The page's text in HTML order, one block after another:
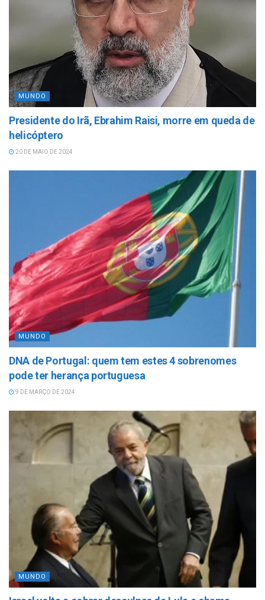
MUNDO
Presidente do Irã, Ebrahim Raisi, morre em queda de
helicóptero
20 DE MAIO DE 2024
MUNDO
DNA de Portugal: quem tem estes 4 sobrenomes
pode ter herança portuguesa
9 DE MARÇO DE 2024
MUNDO